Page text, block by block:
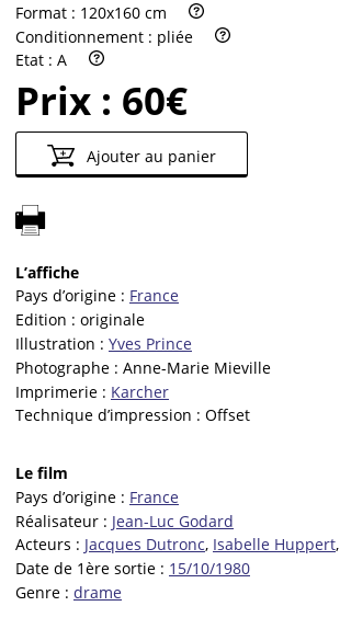
Format : 120x160 cm
Conditionnement : pliée
Etat : A
Prix : 60€
Ajouter au panier
L’affiche
Pays d’origine : France
Edition : originale
Illustration : Yves Prince
Photographe : Anne-Marie Mieville
Imprimerie : Karcher
Technique d’impression : Offset
Le film
Pays d’origine : France
Réalisateur : Jean-Luc Godard
Acteurs : Jacques Dutronc, Isabelle Huppert,
Date de 1ère sortie : 15/10/1980
Genre : drame